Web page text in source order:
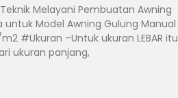
Melayani Pembuatan Awning
untuk Model Awning Gulung Manual
m2 #Ukuran –Untuk ukuran LEBAR itu
ukuran panjang,